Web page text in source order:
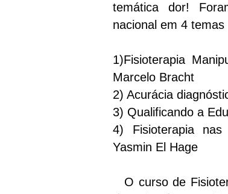
temática dor!
nacional em 4 temas
1)Fisioterapia
Marcelo Bracht
2) Acurácia
3) Qualificando a
4) Fisioterapia nas
Yasmin El Hage
O curso de